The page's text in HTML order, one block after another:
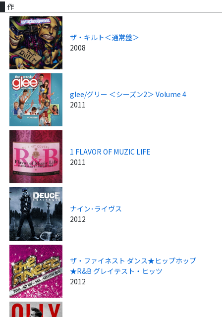
作
ザ・キルト＜通常盤＞
2008
glee/グリー ＜シーズン2＞ Volume 4
2011
1 FLAVOR OF MUZIC LIFE
2011
ナイン･ライヴス
2012
ザ・ファイネスト ダンス★ヒップホップ
★R&B グレイテスト・ヒッツ
2012